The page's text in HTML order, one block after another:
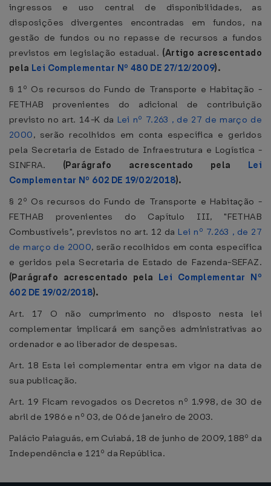
ingressos e uso central de disponibilidades, as
disposições divergentes encontradas em fundos, na
gestão de fundos ou no repasse de recursos a fundos
previstos em legislação estadual. (Artigo acrescentado
pela Lei Complementar Nº 480 DE 27/12/2009).
§ 1º Os recursos do Fundo de Transporte e Habitação -
FETHAB provenientes do adicional de contribuição
previsto no art. 14-K da Lei nº 7.263 , de 27 de março de
2000, serão recolhidos em conta específica e geridos
pela Secretaria de Estado de Infraestrutura e Logística -
SINFRA. (Parágrafo acrescentado pela Lei
Complementar Nº 602 DE 19/02/2018).
§ 2º Os recursos do Fundo de Transporte e Habitação -
FETHAB provenientes do Capítulo III, "FETHAB
Combustíveis", previstos no art. 12 da Lei nº 7.263 , de 27
de março de 2000, serão recolhidos em conta específica
e geridos pela Secretaria de Estado de Fazenda-SEFAZ.
(Parágrafo acrescentado pela Lei Complementar Nº
602 DE 19/02/2018).
Art. 17 O não cumprimento no disposto nesta lei
complementar implicará em sanções administrativas ao
ordenador e ao liberador de despesas.
Art. 18 Esta lei complementar entra em vigor na data de
sua publicação.
Art. 19 Ficam revogados os Decretos nº 1.998, de 30 de
abril de 1986 e nº 03, de 06 de janeiro de 2003.
Palácio Paiaguás, em Cuiabá, 18 de junho de 2009, 188º da
Independência e 121º da República.